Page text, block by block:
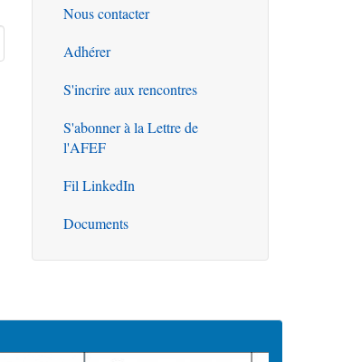
Outils
Nous contacter
Adhérer
S'incrire aux rencontres
S'abonner à la Lettre de
l'AFEF
Fil LinkedIn
Documents